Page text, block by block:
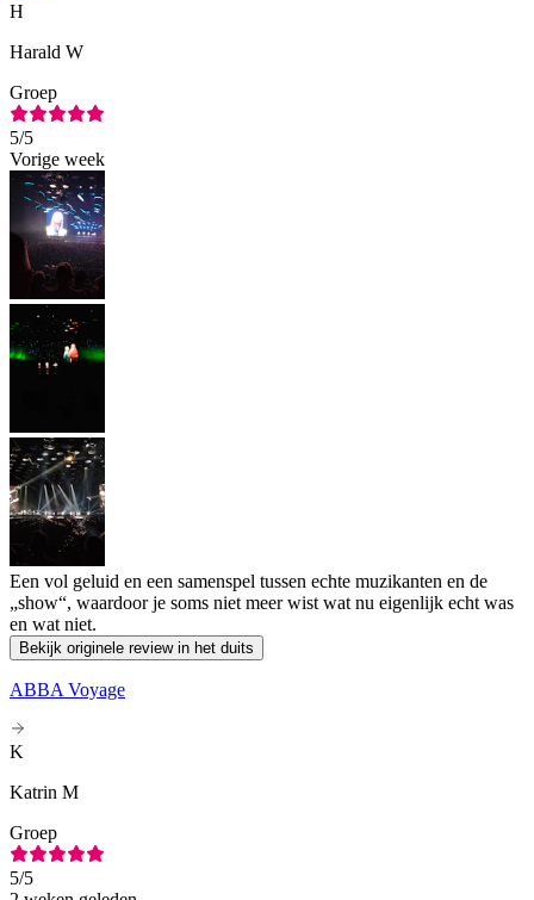
H
Harald W
Groep
5/5
Vorige week
Een vol geluid en een samenspel tussen echte muzikanten en de
„show“, waardoor je soms niet meer wist wat nu eigenlijk echt was
en wat niet.
Bekijk originele review in het duits
ABBA Voyage
K
Katrin M
Groep
5/5